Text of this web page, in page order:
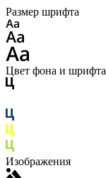
Размер шрифта
Цвет фона и шрифта
Изображения